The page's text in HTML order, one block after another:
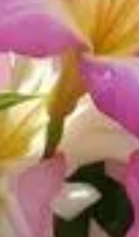
éclatantes. Pour obtenir un
tout en respectant l'environnement.
et vous livre des conseils pratiques